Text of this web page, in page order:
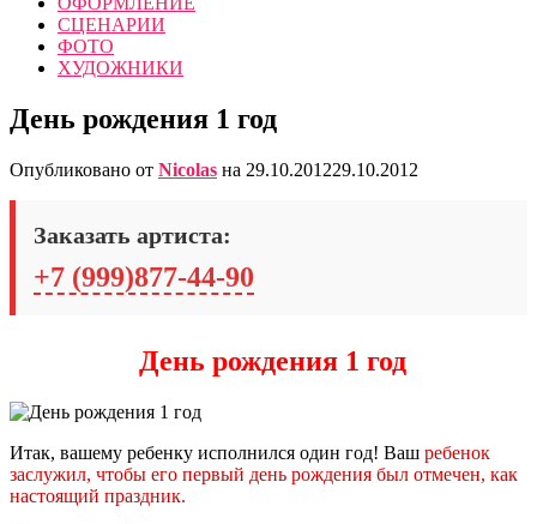
СЦЕНАРИИ
ФОТО
ХУДОЖНИКИ
День рождения 1 год
Опубликовано от Nicolas на 29.10.201229.10.2012
Заказать артиста:
+7 (999)877-44-90
День рождения 1 год
Итак, вашему ребенку исполнился один год! Ваш ребенок
заслужил, чтобы его первый день рождения был отмечен, как
настоящий праздник.